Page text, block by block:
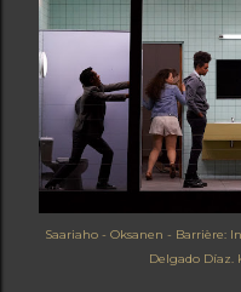
Saariaho - Oksanen - Barrière:
Delgado Díaz.